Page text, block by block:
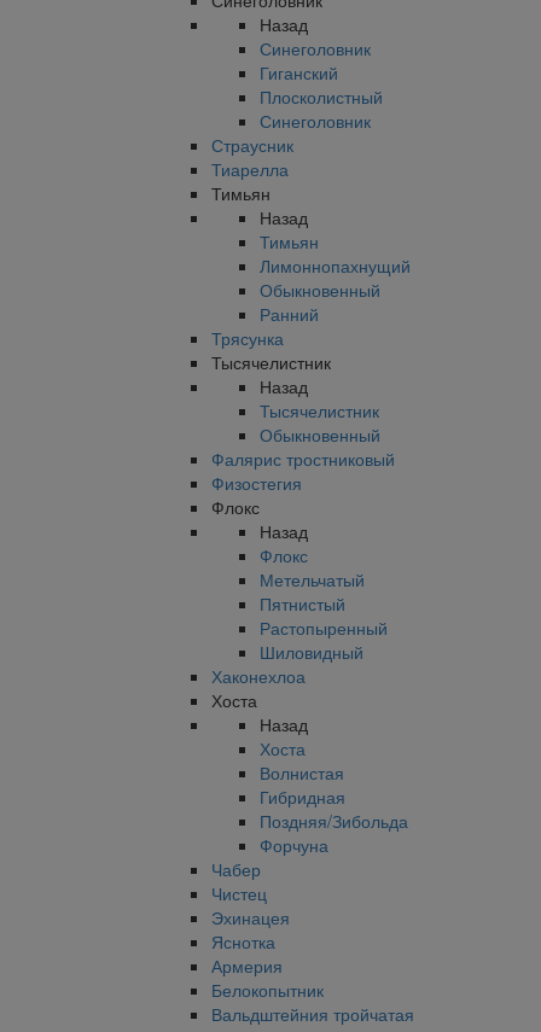
Назад
Синеголовник
Гиганский
Плосколистный
Синеголовник
Страусник
Тиарелла
Тимьян
Назад
Тимьян
Лимоннопахнущий
Обыкновенный
Ранний
Трясунка
Тысячелистник
Назад
Тысячелистник
Обыкновенный
Фалярис тростниковый
Физостегия
Флокс
Назад
Флокс
Метельчатый
Пятнистый
Растопыренный
Шиловидный
Хаконехлоа
Хоста
Назад
Хоста
Волнистая
Гибридная
Поздняя/Зибольда
Форчуна
Чабер
Чистец
Эхинацея
Яснотка
Армерия
Белокопытник
Вальдштейния тройчатая